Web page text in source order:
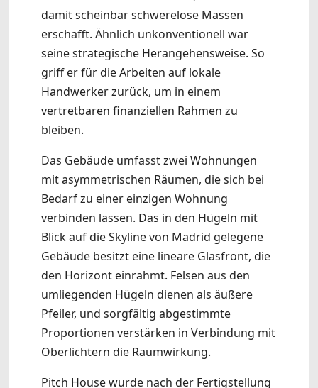
damit scheinbar schwerelose Massen
erschafft. Ähnlich unkonventionell war
seine strategische Herangehensweise. So
griff er für die Arbeiten auf lokale
Handwerker zurück, um in einem
vertretbaren finanziellen Rahmen zu
bleiben.
Das Gebäude umfasst zwei Wohnungen
mit asymmetrischen Räumen, die sich bei
Bedarf zu einer einzigen Wohnung
verbinden lassen. Das in den Hügeln mit
Blick auf die Skyline von Madrid gelegene
Gebäude besitzt eine lineare Glasfront, die
den Horizont einrahmt. Felsen aus den
umliegenden Hügeln dienen als äußere
Pfeiler, und sorgfältig abgestimmte
Proportionen verstärken in Verbindung mit
Oberlichtern die Raumwirkung.
Pitch House wurde nach der Fertigstellung